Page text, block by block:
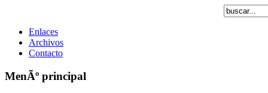
Enlaces
Archivos
Contacto
MenÃº principal